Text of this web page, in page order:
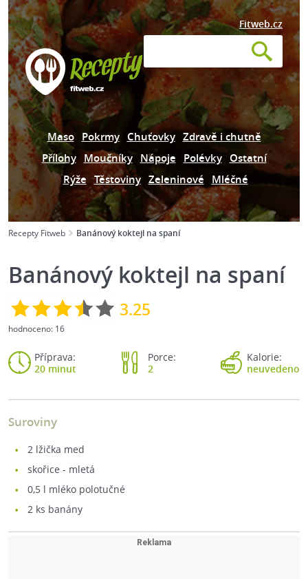
Fitweb.cz
Maso Pokrmy Chuťovky Zdravě i chutně
Přílohy Moučníky Nápoje Polévky Ostatní
Rýže Těstoviny Zeleninové Mléčné
Recepty Fitweb Banánový koktejl na spaní
Banánový koktejl na spaní
3.25
hodnoceno: 16
Příprava:
20 minut
Porce:
2
Kalorie:
neuvedeno
Suroviny
2 lžička med
skořice - mletá
0,5 l mléko polotučné
2 ks banány